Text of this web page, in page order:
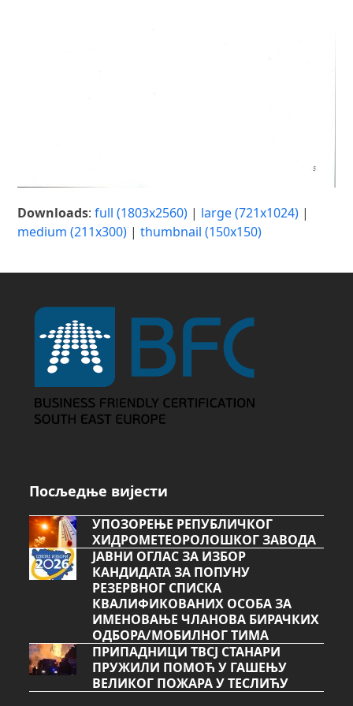
Downloads:full (1803x2560) | large (721x1024) |
medium (211x300) |thumbnail (150x150)
Посљедње вијести
УПОЗОРЕЊЕ РЕПУБЛИЧКОГ
ХИДРОМЕТЕОРОЛОШКОГ ЗАВОДА
ЈАВНИ ОГЛАС ЗА ИЗБОР
КАНДИДАТА ЗА ПОПУНУ
РЕЗЕРВНОГ СПИСКА
КВАЛИФИКОВАНИХ ОСОБА ЗА
ИМЕНОВАЊЕ ЧЛАНОВА БИРАЧКИХ
ОДБОРА/МОБИЛНОГ ТИМА
ПРИПАДНИЦИ ТВСЈ СТАНАРИ
ПРУЖИЛИ ПОМОЋ У ГАШЕЊУ
ВЕЛИКОГ ПОЖАРА У ТЕСЛИЋУ